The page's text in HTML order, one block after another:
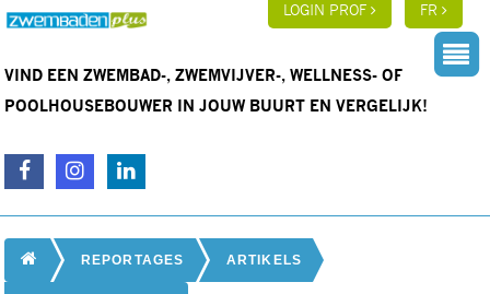
LOGIN PROF FR
VIND EEN ZWEMBAD-, ZWEMVIJVER-, WELLNESS- OF
POOLHOUSEBOUWER IN JOUW BUURT EN VERGELIJK!
REPORTAGES ARTIKELS